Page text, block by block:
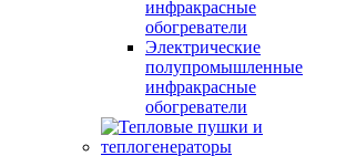
инфракрасные
обогреватели
Электрические
полупромышленные
инфракрасные
обогреватели